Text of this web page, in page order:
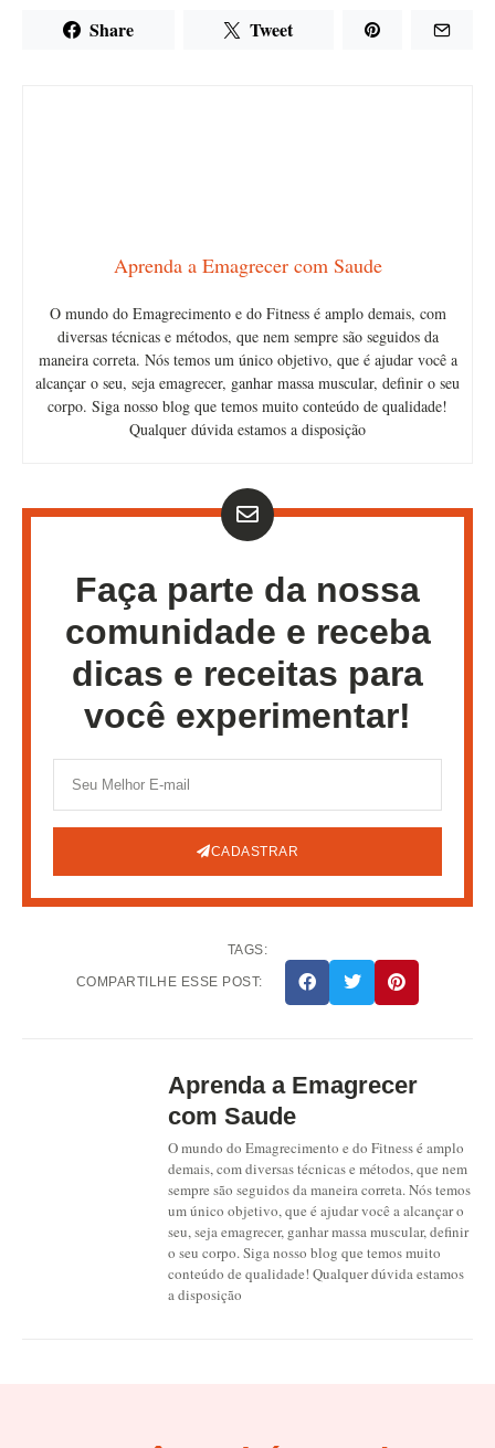
Share Tweet
Aprenda a Emagrecer com Saude
O mundo do Emagrecimento e do Fitness é amplo demais, com
diversas técnicas e métodos, que nem sempre são seguidos da
maneira correta. Nós temos um único objetivo, que é ajudar você a
alcançar o seu, seja emagrecer, ganhar massa muscular, definir o seu
corpo. Siga nosso blog que temos muito conteúdo de qualidade!
Qualquer dúvida estamos a disposição
Faça parte da nossa
comunidade e receba
dicas e receitas para
você experimentar!
CADASTRAR
TAGS:
COMPARTILHE ESSE POST:
Aprenda a Emagrecer
com Saude
O mundo do Emagrecimento e do Fitness é amplo
demais, com diversas técnicas e métodos, que nem
sempre são seguidos da maneira correta. Nós temos
um único objetivo, que é ajudar você a alcançar o
seu, seja emagrecer, ganhar massa muscular, definir
o seu corpo. Siga nosso blog que temos muito
conteúdo de qualidade! Qualquer dúvida estamos
a disposição